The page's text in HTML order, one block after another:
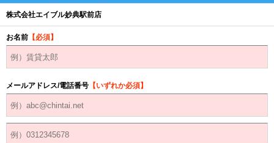
株式会社エイブル妙典駅前店
お名前 【必須】
メールアドレス/電話番号 【いずれか必須】